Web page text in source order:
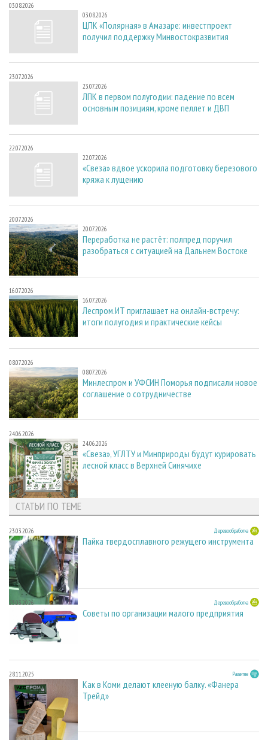
03.08.2026
03.08.2026
ЦПК «Полярная» в Амазаре: инвестпроект
получил поддержку Минвостокразвития
23.07.2026
23.07.2026
ЛПК в первом полугодии: падение по всем
основным позициям, кроме пеллет и ДВП
22.07.2026
22.07.2026
«Свеза» вдвое ускорила подготовку березового
кряжа к лущению
20.07.2026
20.07.2026
Переработка не растёт: полпред поручил
разобраться с ситуацией на Дальнем Востоке
16.07.2026
16.07.2026
Леспром.ИТ приглашает на онлайн-встречу:
итоги полугодия и практические кейсы
08.07.2026
08.07.2026
Минлеспром и УФСИН Поморья подписали новое
соглашение о сотрудничестве
24.06.2026
24.06.2026
«Свеза», УГЛТУ и Минприроды будут курировать
лесной класс в Верхней Синячихе
СТАТЬИ ПО ТЕМЕ
23.03.2026 Деревообработка
Пайка твердосплавного режущего инструмента
23.03.2026 Деревообработка
Советы по организации малого предприятия
28.11.2025 Развитие
Как в Коми делают клееную балку. «Фанера
Трейд»